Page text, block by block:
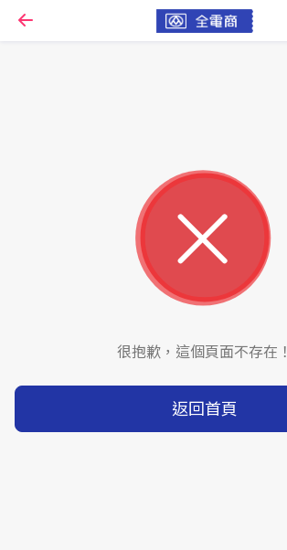
很抱歉，這個頁面不存在！
返回首頁